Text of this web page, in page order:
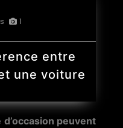
1
entre
une voiture
peuvent